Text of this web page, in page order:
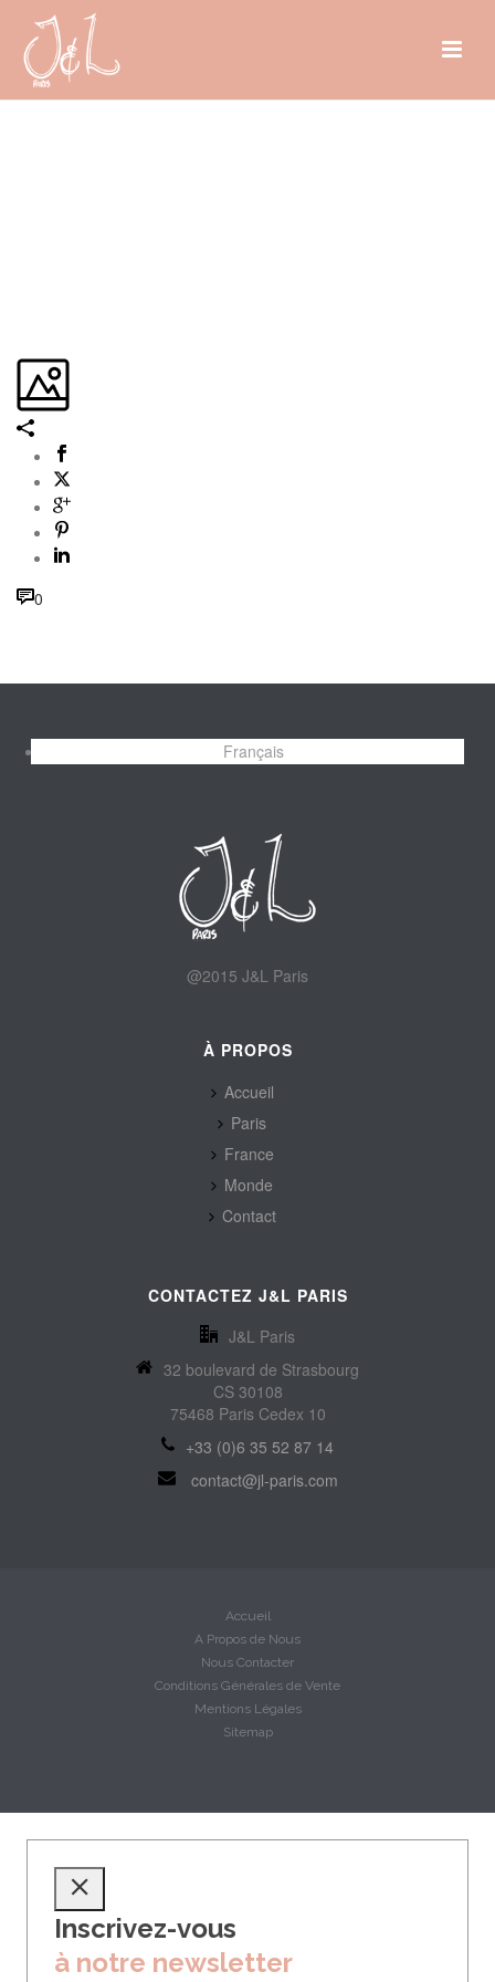
0
Français
@2015 J&L Paris
À PROPOS
Accueil
Paris
France
Monde
Contact
CONTACTEZ J&L PARIS
J&L Paris
32 boulevard de Strasbourg
CS 30108
75468 Paris Cedex 10
+33 (0)6 35 52 87 14
contact@jl-paris.com
Accueil
A Propos de Nous
Nous Contacter
Conditions Générales de Vente
Mentions Légales
Sitemap
Inscrivez-vous
à notre newsletter